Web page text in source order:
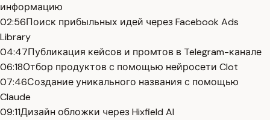
информацию
02:56Поиск прибыльных идей через Facebook Ads
Library
04:47Публикация кейсов и промтов в Telegram-канале
06:18Отбор продуктов с помощью нейросети Clot
07:46Создание уникального названия с помощью
Claude
09:11Дизайн обложки через Hixfield AI